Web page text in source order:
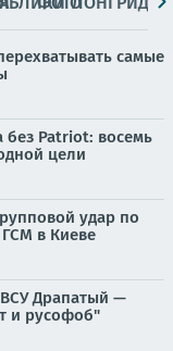
самые
без Patriot: восемь
цели
удар по
в Киеве
Драпатый —
и русофоб"